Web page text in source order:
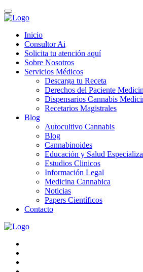
Inicio
Consultor Ai
Solicita tu atención aquí
Sobre Nosotros
Servicios Médicos
Descarga tu Receta
Derechos del Paciente
Dispensarios Cannabis
Recetarios Magistrales
Blog
Autocultivo Cannabis
Blog
Cannabinoides
Educación y Salud
Estudios Clinicos
Información Legal
Medicina Cannabica
Noticias
Papers Científicos
Contacto